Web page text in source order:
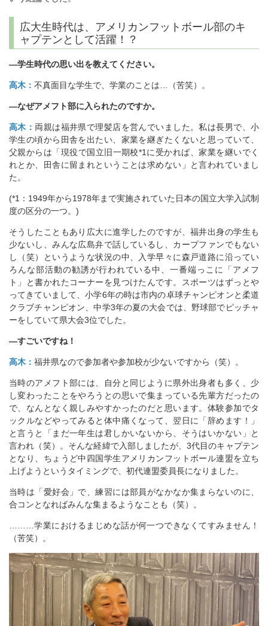
広大生時代は、アメリカンフットボール部のキ
ャプテンとして活躍！？
―学生時代の思い出を教えてください。
高木： 不真面目な学生で、学業のことは…（苦笑）。
―なぜアメフト部に入られたのですか。
高木： 両親は福井県で理髪店を営んでいました。私は長男で、小
学生の頃から田舎を出たい、家業を継ぎたくないと思っていて、
父親からは「現役で国立旧一期校*1に受かれば、家業を継いでく
れとか、田舎に留まれということは求めない」と言われていまし
た。
(*1：1949年から1978年まで実施されていた日本の国立大学入試制
度の区分の一つ。)
そうしたこともあり広大に進学したのですが、福井出身の学生も
少ないし、みんな広島弁で話しているし、カープファンでもない
し（笑）というような状況の中、入学早々に森戸道路に沿ってい
ろんな部活動の勧誘が行われている中、一番端っこに「アメフ
ト」と書かれたコーナーを見つけたんです。スポーツはずっとや
ってきていまして、小学6年の時は市内の卓球チャンピオンと柔道
クラブチャンピオン、中学3年の夏の大会では、野球部でピッチャ
ーをしていて県大会3位でした。
―すごいですね！
高木： 福井県なので参加者や参加校が少ないですから（笑）。
当時のアメフト部には、自分と同じように県外出身者も多く、少
し変わったことをやろうとの思いで集まっている先輩方だったの
で、なんとなく親しみやすかったのだと思います。体験参加でタ
ックルなどやってみると体中痛くなって、翌日に「辞めます！」
と言うと「まだ一年生は君しかいないから、そうはいかない」と
言われ（笑）。そんな経緯で入部しましたが、3代目のキャプテン
となり、ちょうど中四国学生アメリカンフットボール連盟を立ち
上げようというタイミングで、初代連盟委員長になりました。
当時は「愛好会」で、練習には部員がなかなか集まらないのに、
合コンとなればみんな集まるようなことも（笑）。
………学業におけるまじめな話が何一つできなくてすみません！
（苦笑）。